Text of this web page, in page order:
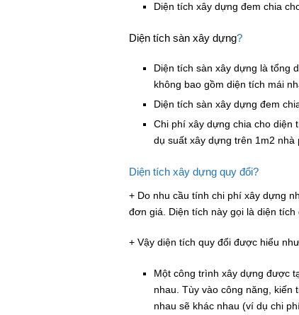
Diện tích xây dựng đem chia
Diện tích sàn xây dựng?
Diện tích sàn xây dựng là tổng
không bao gồm diện tích mái
Diện tích sàn xây dựng đem
Chi phí xây dựng chia cho diện
dụ suất xây dựng trên 1m2 nhà
Diện tích xây dựng quy đổi?
+ Do nhu cầu tính chi phí xây dựng
đơn giá. Diện tích này gọi là diện tích
+ Vậy diện tích quy đổi được hiểu
Một công trình xây dựng được
nhau. Tùy vào công năng,
nhau sẽ khác nhau (ví dụ chi